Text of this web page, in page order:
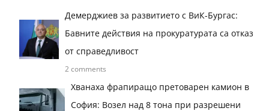
Демерджиев за развитието с ВиК-Бургас:
Бавните действия на прокуратурата са отказ
от справедливост
2 comments
Хванаха фрапиращо претоварен камион в
София: Возел над 8 тона при разрешени